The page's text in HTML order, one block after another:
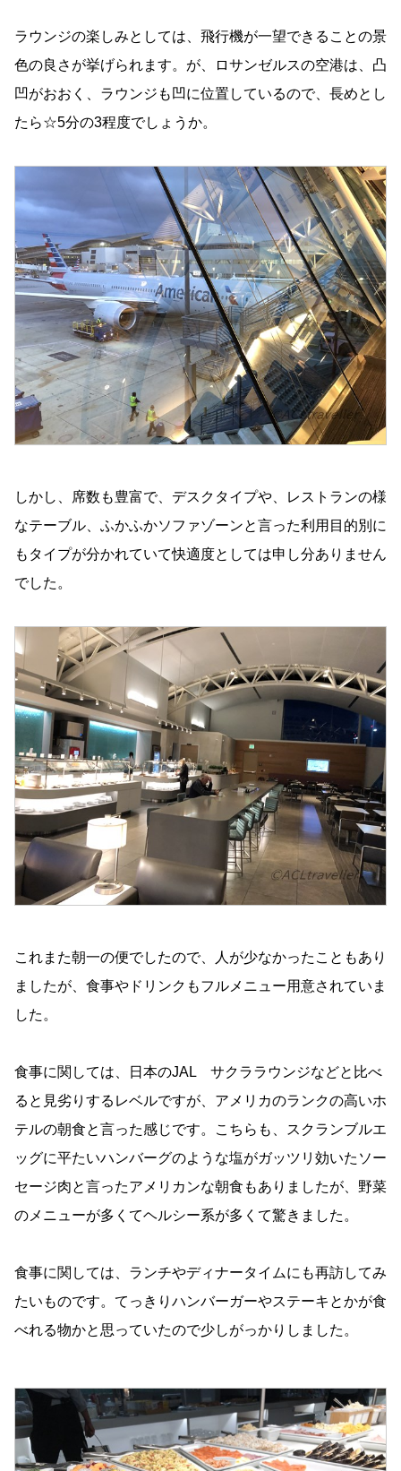
ラウンジの楽しみとしては、飛行機が一望できることの景
色の良さが挙げられます。が、ロサンゼルスの空港は、凸
凹がおおく、ラウンジも凹に位置しているので、長めとし
たら☆5分の3程度でしょうか。
しかし、席数も豊富で、デスクタイプや、レストランの様
なテーブル、ふかふかソファゾーンと言った利用目的別に
もタイプが分かれていて快適度としては申し分ありません
でした。
これまた朝一の便でしたので、人が少なかったこともあり
ましたが、食事やドリンクもフルメニュー用意されていま
した。
食事に関しては、日本のJAL サクララウンジなどと比べ
ると見劣りするレベルですが、アメリカのランクの高いホ
テルの朝食と言った感じです。こちらも、スクランブルエ
ッグに平たいハンバーグのような塩がガッツリ効いたソー
セージ肉と言ったアメリカンな朝食もありましたが、野菜
のメニューが多くてヘルシー系が多くて驚きました。
食事に関しては、ランチやディナータイムにも再訪してみ
たいものです。てっきりハンバーガーやステーキとかが食
べれる物かと思っていたので少しがっかりしました。